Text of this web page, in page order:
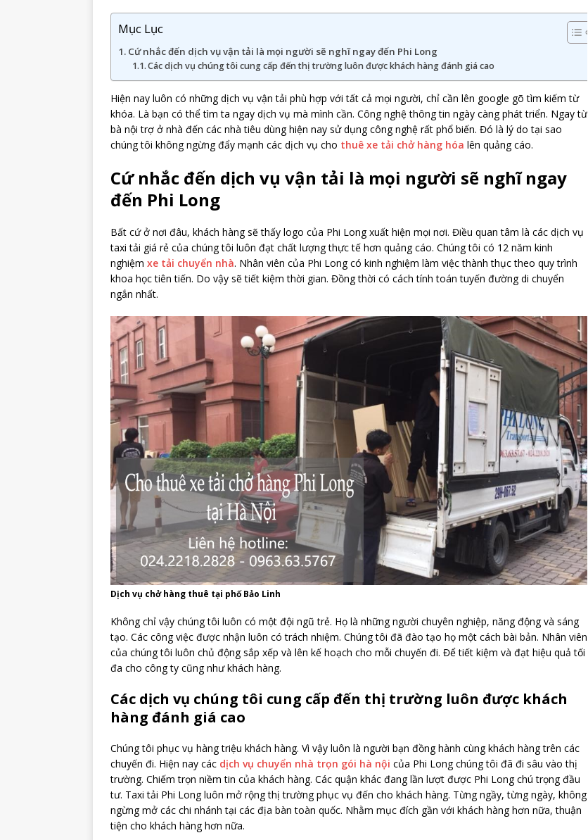
Mục Lục
Cứ nhắc đến dịch vụ vận tải là mọi người sẽ nghĩ ngay đến Phi Long
Các dịch vụ chúng tôi cung cấp đến thị trường luôn được khách hàng đánh giá cao
Hiện nay luôn có những dịch vụ vận tải phù hợp với tất cả mọi người, chỉ cần lên google gõ tìm kiếm từ
khóa. Là bạn có thể tìm ta ngay dịch vụ mà mình cần. Công nghệ thông tin ngày càng phát triển. Ngay từ
bà nội trợ ở nhà đến các nhà tiêu dùng hiện nay sử dụng công nghệ rất phổ biến. Đó là lý do tại sao
chúng tôi không ngừng đẩy mạnh các dịch vụ cho thuê xe tải chở hàng hóa lên quảng cáo.
Cứ nhắc đến dịch vụ vận tải là mọi người sẽ nghĩ ngay
đến Phi Long
Bất cứ ở nơi đâu, khách hàng sẽ thấy logo của Phi Long xuất hiện mọi nơi. Điều quan tâm là các dịch vụ
taxi tải giá rẻ của chúng tôi luôn đạt chất lượng thực tế hơn quảng cáo. Chúng tôi có 12 năm kinh
nghiệm xe tải chuyển nhà. Nhân viên của Phi Long có kinh nghiệm làm việc thành thục theo quy trình
khoa học tiên tiến. Do vậy sẽ tiết kiệm thời gian. Đồng thời có cách tính toán tuyến đường di chuyển
ngắn nhất.
Dịch vụ chở hàng thuê tại phố Bảo Linh
Không chỉ vậy chúng tôi luôn có một đội ngũ trẻ. Họ là những người chuyên nghiệp, năng động và sáng
tạo. Các công việc được nhận luôn có trách nhiệm. Chúng tôi đã đào tạo họ một cách bài bản. Nhân viên
của chúng tôi luôn chủ động sắp xếp và lên kế hoạch cho mỗi chuyến đi. Để tiết kiệm và đạt hiệu quả tối
đa cho công ty cũng như khách hàng.
Các dịch vụ chúng tôi cung cấp đến thị trường luôn được khách
hàng đánh giá cao
Chúng tôi phục vụ hàng triệu khách hàng. Vì vậy luôn là người bạn đồng hành cùng khách hàng trên các
chuyến đi. Hiện nay các dịch vụ chuyển nhà trọn gói hà nội của Phi Long chúng tôi đã đi sâu vào thị
trường. Chiếm trọn niềm tin của khách hàng. Các quận khác đang lần lượt được Phi Long chú trọng đầu
tư. Taxi tải Phi Long luôn mở rộng thị trường phục vụ đến cho khách hàng. Từng ngầy, từng ngày, không
ngừng mở các chi nhánh tại các địa bàn toàn quốc. Nhằm mục đích gần với khách hàng hơn nữa, thuận
tiện cho khách hàng hơn nữa.